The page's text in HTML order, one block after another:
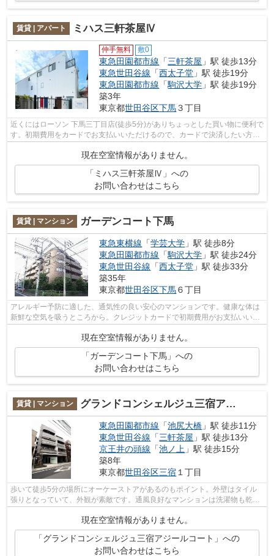
賃貸 | アパート ミハス三軒茶屋Ⅳ
仲手無料 敷0
東急田園都市線 「三軒茶屋 」駅 徒歩13分
東急世田谷線 「西太子堂 」駅 徒歩19分
東急田園都市線 「駒沢大学 」駅 徒歩19分
築3年
東京都世田谷区下馬３丁目
近くにはローソン 下馬三丁目店(徒歩5分)がありちょっとした買い物に便利で
す。初期費用をカードでお支払いいただけるので、カードで決済したい方に
現在空室情報がありません。
「ミハス三軒茶屋Ⅳ」への
お問い合わせはこちら
賃貸 | マンション ガーデンコート下馬
東急東横線 「学芸大学 」駅 徒歩8分
東急田園都市線 「駒沢大学 」駅 徒歩24分
東急世田谷線 「西太子堂 」駅 徒歩33分
築35年
東京都世田谷区下馬６丁目
アレルギー予防に適した、通気性の良い安心のマンションです。健康な体は
新鮮な空気を吸うところから。クレジットカードで初期費用がお支払いいた
現在空室情報がありません。
「ガーデンコート下馬」への
お問い合わせはこちら
賃貸 | マンション グランドコンシェルジュ三宿アジールコート
東急田園都市線 「池尻大橋 」駅 徒歩11分
東急世田谷線 「三軒茶屋 」駅 徒歩13分
京王井の頭線 「池ノ上 」駅 徒歩15分
築8年
東京都世田谷区三宿 １丁目
歩いて徒歩5分の場所にオーケーストアがあるのもポイント。外壁はタイル
張りとなっていて、外観が素敵です。通風良好なマンションは洗濯物も乾き
やすくなっています。こちらの物件はマ...
現在空室情報がありません。
「グランドコンシェルジュ三宿アジールコート」への
お問い合わせはこちら